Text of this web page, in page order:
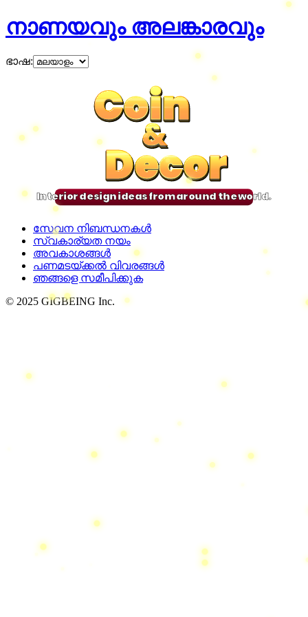
നാണയവും അലങ്കാരവും
ഭാഷ:
Coin
&
Decor
Coin
&
Decor
Coin
&
Decor
Coin
&
Decor
Interior design ideas from around the world.
സേവന നിബന്ധനകൾ
സ്വകാര്യത നയം
അവകാശങ്ങൾ
പണമടയ്ക്കൽ വിവരങ്ങൾ
ഞങ്ങളെ സമീപിക്കുക
© 2025 GIGBEING Inc.